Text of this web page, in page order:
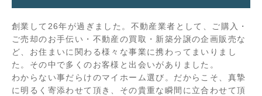
創業して 26年が過ぎました。不動産業者として、ご購入・
ご売却のお手伝い・不動産の買取・新築分譲の企画販売な
ど、お住まいに関わる様々な事業に携わってまいりまし
た。その中で多くのお客様と出会いがありました。
わからない事だらけのマイホーム選び。だからこそ、真摯
に明るく寄添わせて頂き、その貴重な瞬間に立合わせて頂